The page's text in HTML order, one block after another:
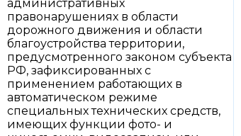
административных
правонарушениях в области
дорожного движения и области
благоустройства территории,
предусмотренного законом субъекта
РФ, зафиксированных с
применением работающих в
автоматическом режиме
специальных технических средств,
имеющих функции фото- и